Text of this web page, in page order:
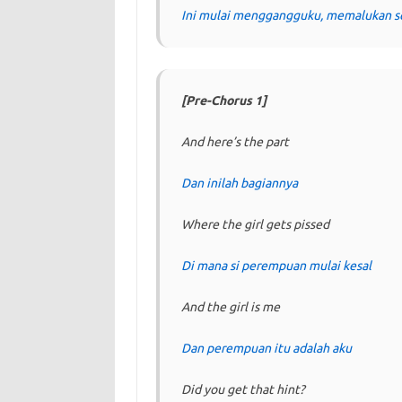
Ini mulai menggangguku, memalukan
[Pre-Chorus 1]
And here’s the part
Dan inilah bagiannya
Where the girl gets pissed
Di mana si perempuan mulai kesal
And the girl is me
Dan perempuan itu adalah aku
Did you get that hint?